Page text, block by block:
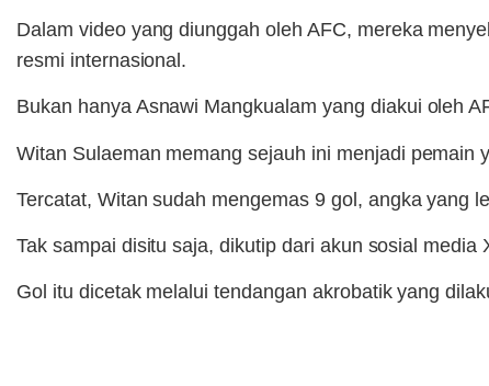
Dalam video yang diunggah oleh AFC, mereka
resmi internasional.
Bukan hanya Asnawi Mangkualam yang diakui oleh
Witan Sulaeman memang sejauh ini menjadi pemain
Tercatat, Witan sudah mengemas 9 gol, angka yang
Tak sampai disitu saja, dikutip dari akun sosial
Gol itu dicetak melalui tendangan akrobatik yang